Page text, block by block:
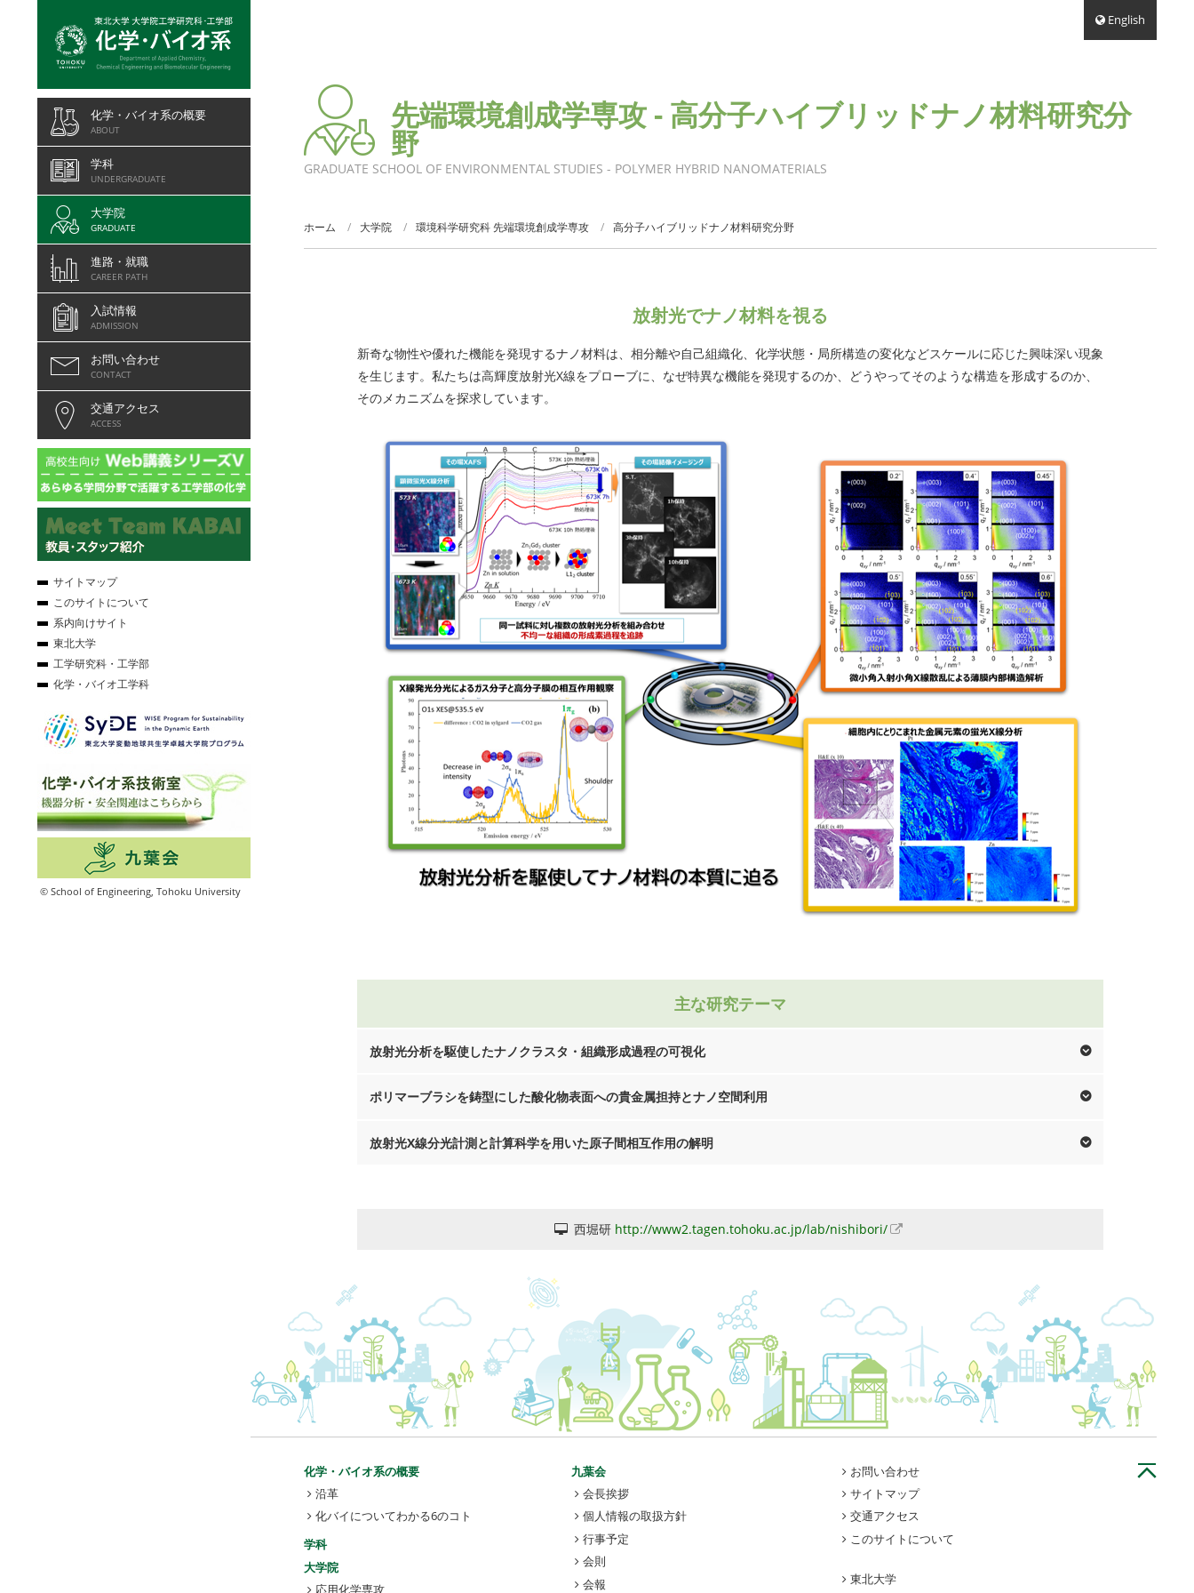
先端環境創成学専攻 - 高分子ハイブリッドナノ材料研究分
野
GRADUATE SCHOOL OF ENVIRONMENTAL STUDIES - POLYMER HYBRID NANOMATERIALS
ホーム 大学院 環境科学研究科 先端環境創成学専攻 高分子ハイブリッドナノ材料研究分野
放射光でナノ材料を視る
新奇な物性や優れた機能を発現するナノ材料は、相分離や自己組織化、化学状態・局所構造の変化などスケールに応じた興味深い現象
を生じます。私たちは高輝度放射光X線をプローブに、なぜ特異な機能を発現するのか、どうやってそのような構造を形成するのか、
そのメカニズムを探求しています。
主な研究テーマ
放射光分析を駆使したナノクラスタ・組織形成過程の可視化
ポリマーブラシを鋳型にした酸化物表面への貴金属担持とナノ空間利用
放射光X線分光計測と計算科学を用いた原子間相互作用の解明
西堀研 http://www2.tagen.tohoku.ac.jp/lab/nishibori/
化学・バイオ系の概要
沿革
化バイについてわかる6のコト
学科
大学院
応用化学専攻
九葉会
会長挨拶
個人情報の取扱方針
行事予定
会則
会報
お問い合わせ
サイトマップ
交通アクセス
このサイトについて
東北大学
化学・バイオ系の概要
ABOUT
学科
UNDERGRADUATE
大学院
GRADUATE
進路・就職
CAREER PATH
入試情報
ADMISSION
お問い合わせ
CONTACT
交通アクセス
ACCESS
サイトマップ
このサイトについて
系内向けサイト
東北大学
工学研究科・工学部
化学・バイオ工学科
English
© School of Engineering, Tohoku University